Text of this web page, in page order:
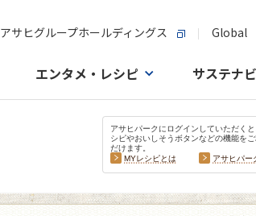
アサヒグループホールディングス Global
エンタメ・レシピ サステナ
アサヒパークにログインしていただく
シピやおいしそうボタンなどの機能を
だけます。
MYレシピとは
アサヒパー